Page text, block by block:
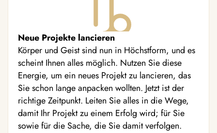
Neue Projekte lancieren
Körper und Geist sind nun in Höchstform, und es
scheint Ihnen alles möglich. Nutzen Sie diese
Energie, um ein neues Projekt zu lancieren, das
Sie schon lange anpacken wollten. Jetzt ist der
richtige Zeitpunkt. Leiten Sie alles in die Wege,
damit Ihr Projekt zu einem Erfolg wird; für Sie
sowie für die Sache, die Sie damit verfolgen.